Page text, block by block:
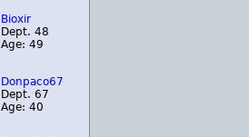
Bioxir
Dept. 48
Age: 49
Donpaco67
Dept. 67
Age: 40